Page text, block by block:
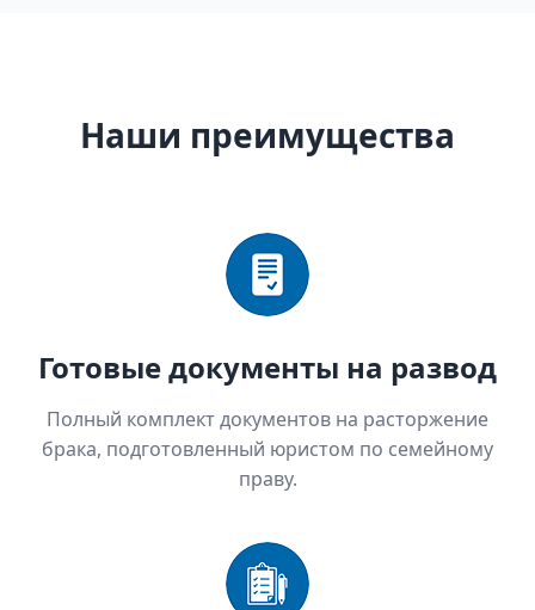
Наши преимущества
Готовые документы на развод
Полный комплект документов на расторжение
брака, подготовленный юристом по семейному
праву.